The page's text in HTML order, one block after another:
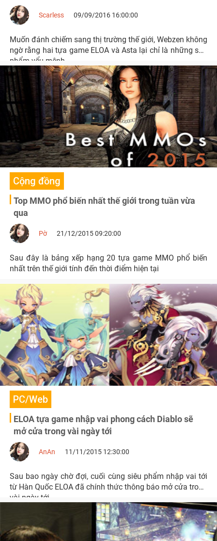
Scarless 09/09/2016 16:00:00
Muốn đánh chiếm sang thị trường thế giới, Webzen không
ngờ rằng hai tựa game ELOA và Asta lại chỉ là những sản
phẩm yểu mệnh.
Cộng đồng
Top MMO phổ biến nhất thế giới trong tuần vừa
qua
Pờ 21/12/2015 09:20:00
Sau đây là bảng xếp hạng 20 tựa game MMO phổ biến
nhất trên thế giới tính đến thời điểm hiện tại
PC/Web
ELOA tựa game nhập vai phong cách Diablo sẽ
mở cửa trong vài ngày tới
AnAn 11/11/2015 12:30:00
Sau bao ngày chờ đợi, cuối cùng siêu phẩm nhập vai tới
từ Hàn Quốc ELOA đã chính thức thông báo mở cửa trong
vài ngày tới